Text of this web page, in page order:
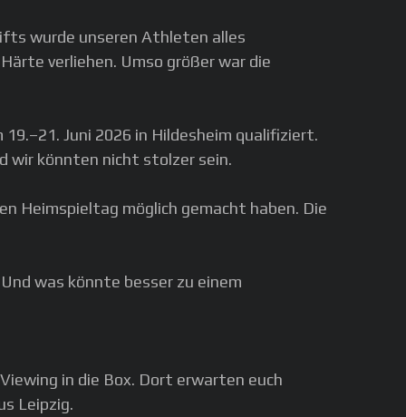
wurde unseren Athleten alles
verliehen. Umso größer war die
Juni 2026 in Hildesheim qualifiziert.
wir könnten nicht stolzer sein.
Heimspieltag möglich gemacht haben. Die
was könnte besser zu einem
in die Box. Dort erwarten euch
Leipzig.